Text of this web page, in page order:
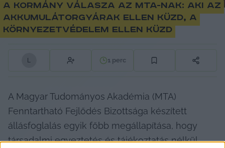
A kormány válasza az MTA-nak: aki az
akkumulátorgyárak ellen küzd, a
környezetvédelem ellen küzd
L 1perc
A Magyar Tudományos Akadémia (MTA)
Fenntartható Fejlődés Bizottsága készített
állásfoglalás egyik főbb megállapítása, hogy
társadalmi egyeztetés és tájékoztatás nélkül